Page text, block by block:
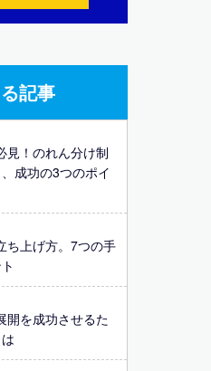
記事
見！のれん分け制
成功の3つのポイ
ち上げ方。7つの手
開を成功させるた